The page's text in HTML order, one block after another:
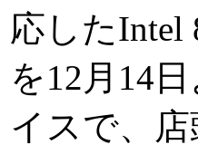
応したIntel
を12月14
イスで、